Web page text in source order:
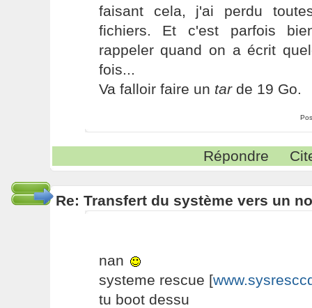
faisant cela, j'ai perdu
fichiers. Et c'est parfois
rappeler quand on a écrit
fois...
Va falloir faire un tarde 19 Go.
Répondre
Re: Transfert du système vers un
nan
systeme rescue [
tu boot dessu